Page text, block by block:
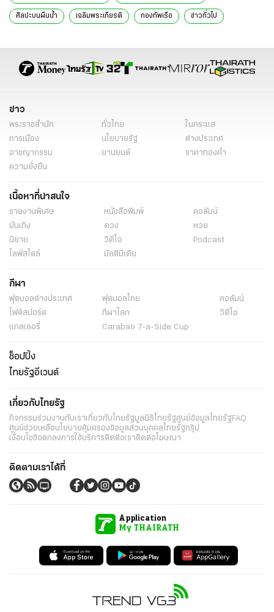
ศิลปะบนผืนน้ำ เฉลิมพระเกียรติ กองทัพเรือ ข่าวทั่วไป
ข่าว
พระราชสำนัก ทั่วไทย
ในกระแส
การเมือง
นโยบายรัฐ
ต่างประเทศ
อาชญากรรม
ยานยนต์
ราคาทองคำ
ความยั่งยืน
เนื้อหาที่น่าสนใจ
รายงานพิเศษ หนังสือพิมพ์
คอลัมน์
บันเทิง
ดวง
หวย
นิยาย
วิดีโอ
Podcast
ไลฟ์สไตล์
มัลติมีเดีย
กีฬา
ฟุตบอลต่่างประเทศ ฟุตบอลไทย
คอลัมน์
ไฟต์สปอร์ต
กีฬาโลก
วิดีโอ
แกลเลอรี่
Carabao 7-a-Side Cup
ช็อปปิ้ง
ไทยรัฐอีเวนต์
เกี่ยวกับไทยรัฐ
กิจกรรมร่วมงานกับเราเกี่ยวกับไทยรัฐมูลนิธิไทยรัฐศูนย์ข้อมูลไทยรัฐFAQ
ศูนย์ช่วยเหลือนโยบายคุ้มครองข้อมูลส่วนบุคคลไทยรัฐกรุ๊ป
เงื่อนไขข้อตกลงการใช้บริการติดต่อเราติดต่อโฆษณา
ติดตามเราได้ที่
Application
My THAIRATH